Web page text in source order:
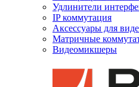
Удлинители
IP коммутация
Аксессуары для
Матричные
Видеомикшеры